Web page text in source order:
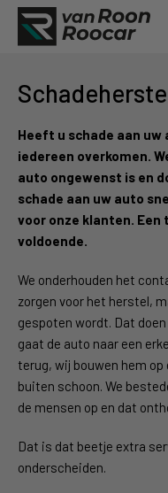
Heeft u schade aan uw
iedereen overkomen.
auto ongewenst is en
schade aan uw auto
voor onze klanten.
voldoende.
We onderhouden het
zorgen voor het herstel,
gespoten wordt. Dat
gaat de auto naar een
terug, wij bouwen hem op
buiten schoon. We
de mensen op en dat
Dat is dat beetje extra
onderscheiden.